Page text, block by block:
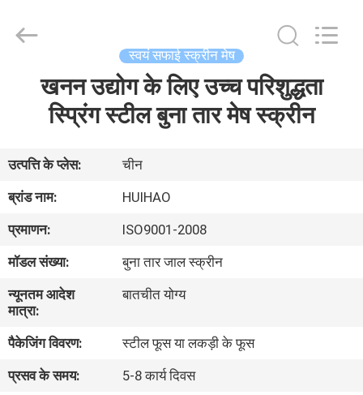
हमारे
बारे
कारखाने
का
Mesh
Product
स्वयं सफाई स्क्रीन मेष
खनन उद्योग के लिए उच्च परिशुद्धता
स्प्रिंग स्टील बुना तार मेष स्क्रीन
उत्पत्ति के प्लेस:
चीन
ब्रांड नाम:
HUIHAO
प्रमाणन:
ISO9001-2008
मॉडल संख्या:
बुना तार जाल स्क्रीन
न्यूनतम आदेश
मात्रा:
बातचीत योग्य
पैकेजिंग विवरण:
स्टील फूस या लकड़ी के फूस
प्रसव के समय:
5-8 कार्य दिवस